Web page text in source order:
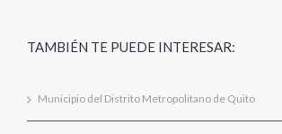
TAMBIÉN TE PUEDE INTERESAR:
Municipio del Distrito Metropolitano de Quito